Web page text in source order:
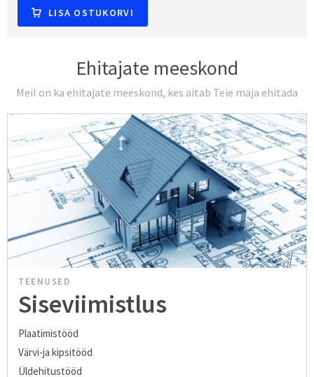
LISA OSTUKORVI
Ehitajate meeskond
Meil on ka ehitajate meeskond, kes aitab Teie maja ehitada
TEENUSED
Siseviimistlus
Plaatimistööd
Värvi-ja kipsitööd
Üldehitustööd